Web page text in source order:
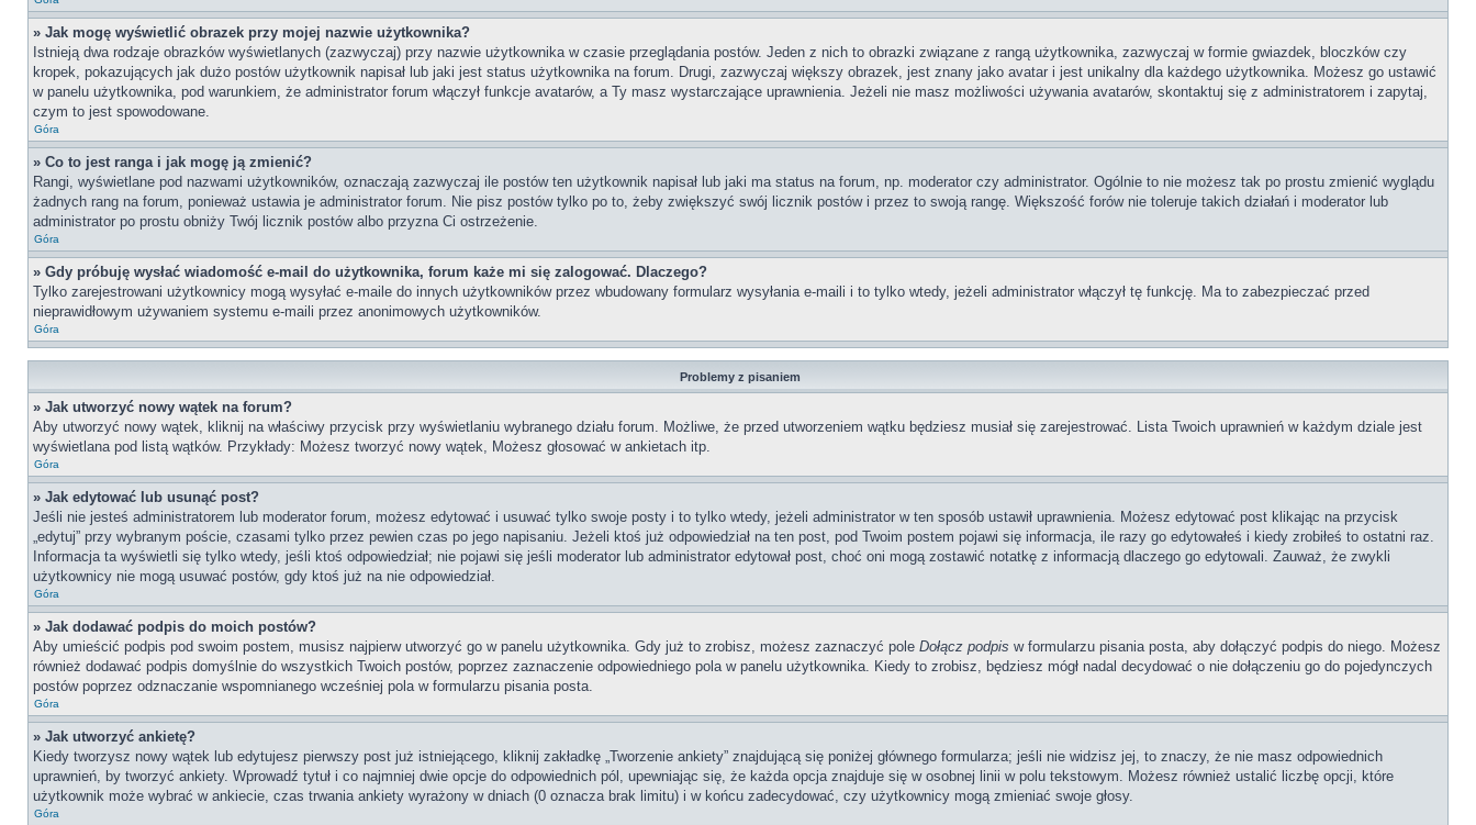
» Jak mogę wyświetlić obrazek przy mojej nazwie użytkownika?
Istnieją dwa rodzaje obrazków wyświetlanych (zazwyczaj) przy nazwie użytkownika w czasie przeglądania postów. Jeden z nich to obrazki związane z rangą użytkownika, zazwyczaj w formie gwiazdek, bloczków czy
kropek, pokazujących jak dużo postów użytkownik napisał lub jaki jest status użytkownika na forum. Drugi, zazwyczaj większy obrazek, jest znany jako avatar i jest unikalny dla każdego użytkownika. Możesz go ustawić
w panelu użytkownika, pod warunkiem, że administrator forum włączył funkcje avatarów, a Ty masz wystarczające uprawnienia. Jeżeli nie masz możliwości używania avatarów, skontaktuj się z administratorem i zapytaj,
czym to jest spowodowane.
Góra
» Co to jest ranga i jak mogę ją zmienić?
Rangi, wyświetlane pod nazwami użytkowników, oznaczają zazwyczaj ile postów ten użytkownik napisał lub jaki ma status na forum, np. moderator czy administrator. Ogólnie to nie możesz tak po prostu zmienić wyglądu
żadnych rang na forum, ponieważ ustawia je administrator forum. Nie pisz postów tylko po to, żeby zwiększyć swój licznik postów i przez to swoją rangę. Większość forów nie toleruje takich działań i moderator lub
administrator po prostu obniży Twój licznik postów albo przyzna Ci ostrzeżenie.
Góra
» Gdy próbuję wysłać wiadomość e-mail do użytkownika, forum każe mi się zalogować. Dlaczego?
Tylko zarejestrowani użytkownicy mogą wysyłać e-maile do innych użytkowników przez wbudowany formularz wysyłania e-maili i to tylko wtedy, jeżeli administrator włączył tę funkcję. Ma to zabezpieczać przed
nieprawidłowym używaniem systemu e-maili przez anonimowych użytkowników.
Góra
Problemy z pisaniem
» Jak utworzyć nowy wątek na forum?
Aby utworzyć nowy wątek, kliknij na właściwy przycisk przy wyświetlaniu wybranego działu forum. Możliwe, że przed utworzeniem wątku będziesz musiał się zarejestrować. Lista Twoich uprawnień w każdym dziale jest
wyświetlana pod listą wątków. Przykłady: Możesz tworzyć nowy wątek, Możesz głosować w ankietach itp.
Góra
» Jak edytować lub usunąć post?
Jeśli nie jesteś administratorem lub moderator forum, możesz edytować i usuwać tylko swoje posty i to tylko wtedy, jeżeli administrator w ten sposób ustawił uprawnienia. Możesz edytować post klikając na przycisk
„edytuj” przy wybranym poście, czasami tylko przez pewien czas po jego napisaniu. Jeżeli ktoś już odpowiedział na ten post, pod Twoim postem pojawi się informacja, ile razy go edytowałeś i kiedy zrobiłeś to ostatni raz.
Informacja ta wyświetli się tylko wtedy, jeśli ktoś odpowiedział; nie pojawi się jeśli moderator lub administrator edytował post, choć oni mogą zostawić notatkę z informacją dlaczego go edytowali. Zauważ, że zwykli
użytkownicy nie mogą usuwać postów, gdy ktoś już na nie odpowiedział.
Góra
» Jak dodawać podpis do moich postów?
Aby umieścić podpis pod swoim postem, musisz najpierw utworzyć go w panelu użytkownika. Gdy już to zrobisz, możesz zaznaczyć pole Dołącz podpis w formularzu pisania posta, aby dołączyć podpis do niego. Możesz
również dodawać podpis domyślnie do wszystkich Twoich postów, poprzez zaznaczenie odpowiedniego pola w panelu użytkownika. Kiedy to zrobisz, będziesz mógł nadal decydować o nie dołączeniu go do pojedynczych
postów poprzez odznaczanie wspomnianego wcześniej pola w formularzu pisania posta.
Góra
» Jak utworzyć ankietę?
Kiedy tworzysz nowy wątek lub edytujesz pierwszy post już istniejącego, kliknij zakładkę „Tworzenie ankiety” znajdującą się poniżej głównego formularza; jeśli nie widzisz jej, to znaczy, że nie masz odpowiednich
uprawnień, by tworzyć ankiety. Wprowadź tytuł i co najmniej dwie opcje do odpowiednich pól, upewniając się, że każda opcja znajduje się w osobnej linii w polu tekstowym. Możesz również ustalić liczbę opcji, które
użytkownik może wybrać w ankiecie, czas trwania ankiety wyrażony w dniach (0 oznacza brak limitu) i w końcu zadecydować, czy użytkownicy mogą zmieniać swoje głosy.
Góra